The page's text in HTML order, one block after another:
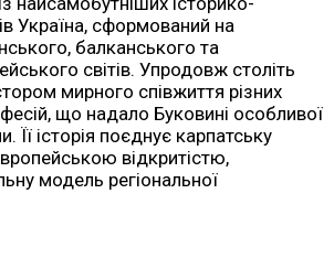
Україна, сформований на
балканського та
світів. Упродовж століть
мирного співжиття різних
що надало Буковині особливої
Її історія поєднує карпатську
відкритістю,
модель регіональної